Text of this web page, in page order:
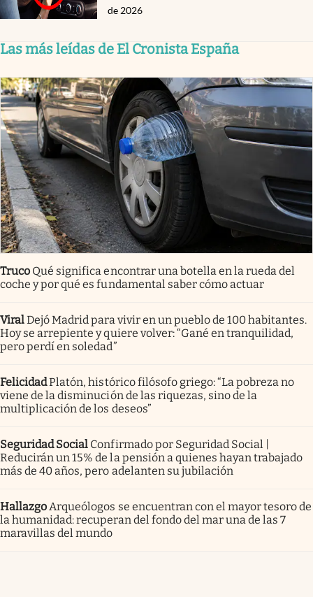
de 2026
Las más leídas de El Cronista España
Truco Qué significa encontrar una botella en la rueda del
coche y por qué es fundamental saber cómo actuar
ViralDejó Madrid para vivir en un pueblo de 100 habitantes.
Hoy se arrepiente y quiere volver: “Gané en tranquilidad,
pero perdí en soledad”
FelicidadPlatón, histórico filósofo griego: “La pobreza no
viene de la disminución de las riquezas, sino de la
multiplicación de los deseos”
Seguridad Social Confirmado por Seguridad Social |
Reducirán un 15% de la pensión a quienes hayan trabajado
más de 40 años, pero adelanten su jubilación
Hallazgo Arqueólogos se encuentran con el mayor tesoro de
la humanidad: recuperan del fondo del mar una de las 7
maravillas del mundo